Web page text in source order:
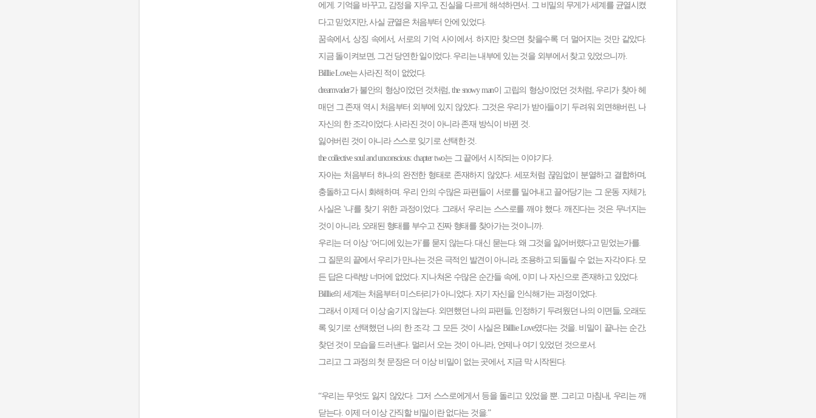
에게. 기억을 바꾸고, 감정을 지우고, 진실을 다르게 해석하면서. 그 비밀의 무게가 세계를 균열시켰
다고 믿었지만, 사실 균열은 처음부터 안에 있었다.
꿈속에서, 상징 속에서, 서로의 기억 사이에서. 하지만 찾으면 찾을수록 더 멀어지는 것만 같았다.
지금 돌이켜보면, 그건 당연한 일이었다. 우리는 내부에 있는 것을 외부에서 찾고 있었으니까.
Billlie Love는 사라진 적이 없었다.
dreamvader가 불안의 형상이었던 것처럼, the snowy man이 고립의 형상이었던 것처럼, 우리가 찾아 헤
매던 그 존재 역시 처음부터 외부에 있지 않았다. 그것은 우리가 받아들이기 두려워 외면해버린, 나
자신의 한 조각이었다. 사라진 것이 아니라 존재 방식이 바뀐 것.
잃어버린 것이 아니라 스스로 잊기로 선택한 것.
the collective soul and unconscious: chapter two는 그 끝에서 시작되는 이야기다.
자아는 처음부터 하나의 완전한 형태로 존재하지 않았다. 세포처럼 끊임없이 분열하고 결합하며,
충돌하고 다시 화해하며. 우리 안의 수많은 파편들이 서로를 밀어내고 끌어당기는 그 운동 자체가,
사실은 '나'를 찾기 위한 과정이었다. 그래서 우리는 스스로를 깨야 했다. 깨진다는 것은 무너지는
것이 아니라, 오래된 형태를 부수고 진짜 형태를 찾아가는 것이니까.
우리는 더 이상 ‘어디에 있는가’를 묻지 않는다. 대신 묻는다. 왜 그것을 잃어버렸다고 믿었는가를.
그 질문의 끝에서 우리가 만나는 것은 극적인 발견이 아니라, 조용하고 되돌릴 수 없는 자각이다. 모
든 답은 다락방 너머에 없었다. 지나쳐온 수많은 순간들 속에, 이미 나 자신으로 존재하고 있었다.
Billlie의 세계는 처음부터 미스터리가 아니었다. 자기 자신을 인식해가는 과정이었다.
그래서 이제 더 이상 숨기지 않는다. 외면했던 나의 파편들, 인정하기 두려웠던 나의 이면들, 오래도
록 잊기로 선택했던 나의 한 조각. 그 모든 것이 사실은 Billlie Love였다는 것을. 비밀이 끝나는 순간,
찾던 것이 모습을 드러낸다. 멀리서 오는 것이 아니라, 언제나 여기 있었던 것으로서.
그리고 그 과정의 첫 문장은 더 이상 비밀이 없는 곳에서, 지금 막 시작된다.
“우리는 무엇도 잃지 않았다. 그저 스스로에게서 등을 돌리고 있었을 뿐. 그리고 마침내, 우리는 깨
닫는다. 이제 더 이상 간직할 비밀이란 없다는 것을.”